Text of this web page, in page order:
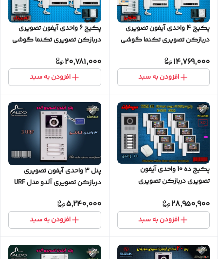
پکیج 4 واحدی آیفون تصویری
دربازکن تصویری تکنما گوشی
14,769,000
افزودن به سبد
پکیج 6 واحدی آیفون تصویری
دربازکن تصویری تکنما گوشی
نامبرینگ
20,781,000
افزودن به سبد
پکیج ده 10 واحدی آیفون
تصویری دربازکن تصویری
TKM
28,950,900
افزودن به سبد
پنل 3 واحدی آیفون تصویری
دربازکن تصویری آلدو مدل URF
5,240,000
افزودن به سبد